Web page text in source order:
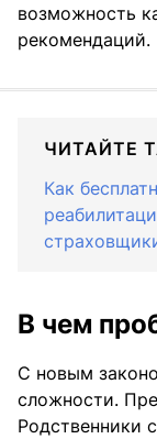
возможность
рекомендаций.
ЧИТАЙТЕ
Как
В чем
С новым
сложности.
Родственники